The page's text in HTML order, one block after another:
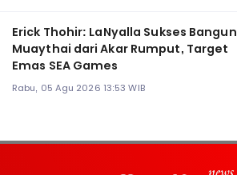
Erick Thohir: LaNyalla Sukses Bangun
Muaythai dari Akar Rumput, Target
Emas SEA Games
Rabu, 05 Agu 2026 13:53 WIB